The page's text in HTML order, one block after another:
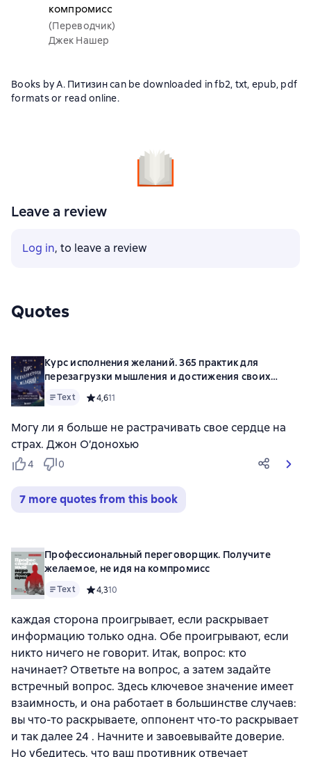
компромисс
(Переводчик)
Джек Нашер
Books by А. Питизин can be downloaded in fb2, txt, epub, pdf
formats or read online.
Leave a review
Log in, to leave a review
Quotes
Курс исполнения желаний. 365 практик для
перезагрузки мышления и достижения своих
Text Средний рейтинг 4,6 на основе 11 оценок
4,611
Могу ли я больше не растрачивать свое сердце на
страх. Джон О’донохью
4 0
7 more quotes from this book
Профессиональный переговорщик. Получите
желаемое, не идя на компромисс
Text Средний рейтинг 4,3 на основе 10 оценок
4,310
каждая сторона проигрывает, если раскрывает
информацию только одна. Обе проигрывают, если
никто ничего не говорит. Итак, вопрос: кто
начинает? Ответьте на вопрос, а затем задайте
встречный вопрос. Здесь ключевое значение имеет
взаимность, и она работает в большинстве случаев:
вы что-то раскрываете, оппонент что-то раскрывает
и так далее 24 . Начните и завоевывайте доверие.
Но убедитесь, что ваш противник отвечает